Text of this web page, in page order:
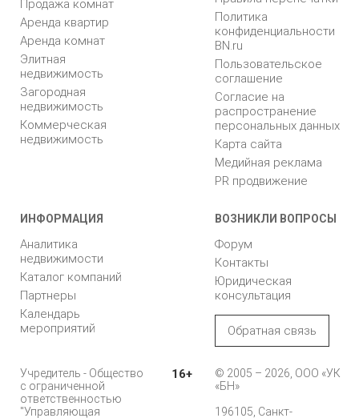
Продажа комнат
Аренда квартир
Аренда комнат
Элитная
недвижимость
Загородная
недвижимость
Коммерческая
недвижимость
Политика
конфиденциальности
BN.ru
Пользовательское
соглашение
Согласие на
распространение
персональных данных
Карта сайта
Медийная реклама
PR продвижение
ИНФОРМАЦИЯ
Аналитика
недвижимости
Каталог компаний
Партнеры
Календарь
мероприятий
ВОЗНИКЛИ ВОПРОСЫ
Форум
Контакты
Юридическая
консультация
Обратная связь
Учредитель - Общество
с ограниченной
ответственностью
"Управляющая
16+
© 2005 – 2026, ООО «УК
«БН»
196105, Санкт-